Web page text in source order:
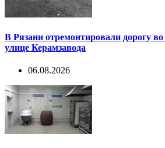
В Рязани отремонтировали дорогу
улице Керамзавода
06.08.2026